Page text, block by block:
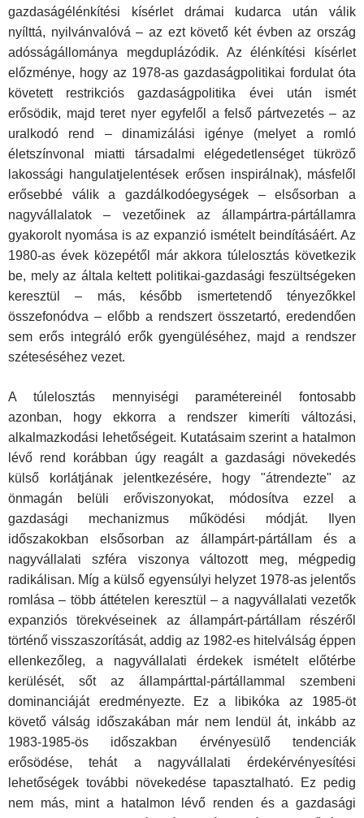
gazdaságélénkítési kísérlet drámai kudarca után válik
nyílttá, nyilvánvalóvá – az ezt követő két évben az ország
adósságállománya megduplázódik. Az élénkítési kísérlet
előzménye, hogy az 1978-as gazdaságpolitikai fordulat óta
követett restrikciós gazdaságpolitika évei után ismét
erősödik, majd teret nyer egyfelől a felső pártvezetés – az
uralkodó rend – dinamizálási igénye (melyet a romló
életszínvonal miatti társadalmi elégedetlenséget tükröző
lakossági hangulatjelentések erősen inspirálnak), másfelől
erősebbé válik a gazdálkodóegységek – elsősorban a
nagyvállalatok – vezetőinek az állampártra-pártállamra
gyakorolt nyomása is az expanzió ismételt beindításáért. Az
1980-as évek közepétől már akkora túlelosztás következik
be, mely az általa keltett politikai-gazdasági feszültségeken
keresztül – más, később ismertetendő tényezőkkel
összefonódva – előbb a rendszert összetartó, eredendően
sem erős integráló erők gyengüléséhez, majd a rendszer
széteséséhez vezet.
A túlelosztás mennyiségi paramétereinél fontosabb
azonban, hogy ekkorra a rendszer kimeríti változási,
alkalmazkodási lehetőségeit. Kutatásaim szerint a hatalmon
lévő rend korábban úgy reagált a gazdasági növekedés
külső korlátjának jelentkezésére, hogy "átrendezte" az
önmagán belüli erőviszonyokat, módosítva ezzel a
gazdasági mechanizmus működési módját. Ilyen
időszakokban elsősorban az állampárt-pártállam és a
nagyvállalati szféra viszonya változott meg, mégpedig
radikálisan. Míg a külső egyensúlyi helyzet 1978-as jelentős
romlása – több áttételen keresztül – a nagyvállalati vezetők
expanziós törekvéseinek az állampárt-pártállam részéről
történő visszaszorítását, addig az 1982-es hitelválság éppen
ellenkezőleg, a nagyvállalati érdekek ismételt előtérbe
kerülését, sőt az állampárttal-pártállammal szembeni
dominanciáját eredményezte. Ez a libikóka az 1985-öt
követő válság időszakában már nem lendül át, inkább az
1983-1985-ös időszakban érvényesülő tendenciák
erősödése, tehát a nagyvállalati érdekérvényesítési
lehetőségek további növekedése tapasztalható. Ez pedig
nem más, mint a hatalmon lévő renden és a gazdasági